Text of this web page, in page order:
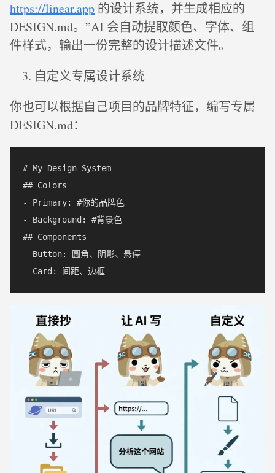
https://linear.app 的设计系统，并生成相应的
DESIGN.md。”AI 会自动提取颜色、字体、组
件样式，输出一份完整的设计描述文件。
自定义专属设计系统
你也可以根据自己项目的品牌特征，编写专属
DESIGN.md：
# My Design System
## Colors
- Primary: #你的品牌色
- Background: #背景色
## Components
- Button: 圆角、阴影、悬停